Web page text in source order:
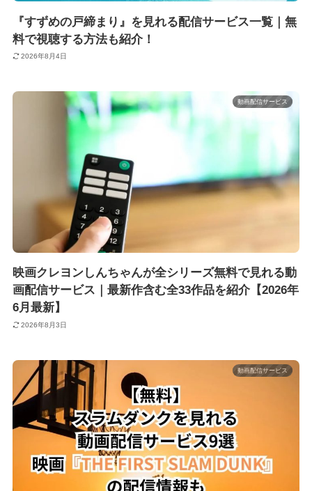
『すずめの戸締まり』を見れる配信サービス一覧｜無
料で視聴する方法も紹介！
2026年8月4日
動画配信サービス
映画クレヨンしんちゃんが全シリーズ無料で見れる動
画配信サービス｜最新作含む全33作品を紹介【2026年
6月最新】
2026年8月3日
動画配信サービス